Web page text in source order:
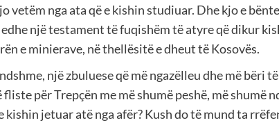
vetëm nga ata që e kishin studiuar. Dhe kjo e
një testament të fuqishëm të atyre që dikur
e minierave, në thellësitë e dheut të Kosovës.
një zbuluese që më ngazëlleu dhe më bëri
për Trepçën me më shumë peshë, më shumë
kishin jetuar atë nga afër? Kush do të mund ta